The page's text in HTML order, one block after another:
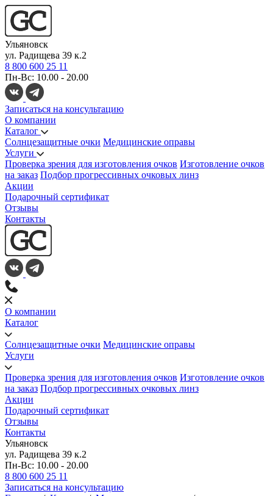
Ульяновск
ул. Радищева 39 к.2
8 800 600 25 11
Пн-Вс: 10.00 - 20.00
Записаться на консультацию
О компании
Каталог
Солнцезащитные очки Медицинские оправы
Услуги
Проверка зрения для изготовления очков Изготовление очков
на заказ Подбор прогрессивных очковых линз
Акции
Подарочный сертификат
Отзывы
Контакты
О компании
Каталог
Солнцезащитные очки Медицинские оправы
Услуги
Проверка зрения для изготовления очков Изготовление очков
на заказ Подбор прогрессивных очковых линз
Акции
Подарочный сертификат
Отзывы
Контакты
Ульяновск
ул. Радищева 39 к.2
Пн-Вс: 10.00 - 20.00
8 800 600 25 11
Записаться на консультацию